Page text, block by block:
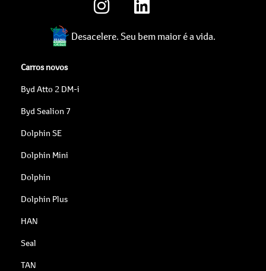
Desacelere. Seu bem maior é a vida.
Carros novos
Byd Atto 2 DM-i
Byd Sealion 7
Dolphin SE
Dolphin Mini
Dolphin
Dolphin Plus
HAN
Seal
TAN